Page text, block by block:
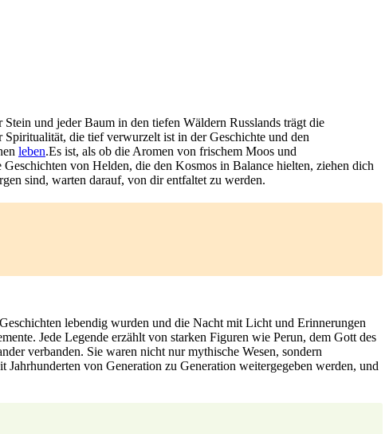
und jeder⁢ Baum in den tiefen Wäldern Russlands trägt die
Spiritualität, die tief verwurzelt ist in der Geschichte und ⁤den
leben.Es ist, als ob die Aromen von frischem Moos und
von Helden, die den Kosmos in Balance hielten, ziehen dich
sind, warten ‌darauf, von dir entfaltet zu werden.
lebendig wurden und die Nacht mit Licht⁢ und Erinnerungen
Jede Legende erzählt von starken Figuren wie Perun, dem Gott des
verbanden. Sie waren nicht nur ⁢mythische Wesen, sondern
von Generation zu Generation⁤ weitergegeben werden, und